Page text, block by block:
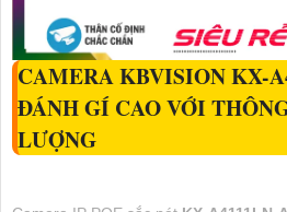
CAMERA KBVISIONKX-
ĐÁNH GÍ CAO VỚI
LƯỢNG